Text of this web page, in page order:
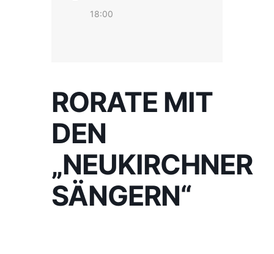
18:00
RORATE MIT
DEN
„NEUKIRCHNER
SÄNGERN“